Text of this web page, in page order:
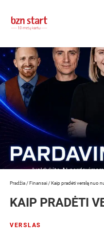
Pradžia /Finansai /Kaip pradėti verslą nuo
KAIP PRADĖTI
VERSLAS